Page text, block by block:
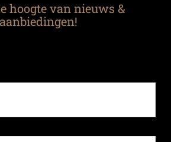
hoogte van nieuws &
aanbiedingen!